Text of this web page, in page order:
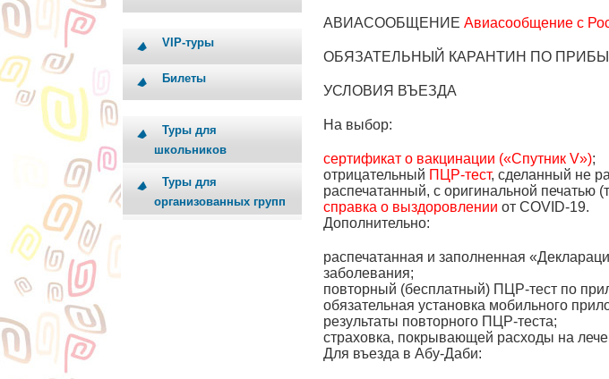
VIP-туры
Билеты
Туры для
школьников
Туры для
организованных групп
АВИАСООБЩЕНИЕ Авиасообщение с
ОБЯЗАТЕЛЬНЫЙ КАРАНТИН ПО
УСЛОВИЯ ВЪЕЗДА
На выбор:
сертификат о вакцинации («Спутник V»);
отрицательный ПЦР-тест, сделанный не
распечатанный, с оригинальной печатью
справка о выздоровлении от COVID-19.
Дополнительно:
распечатанная и заполненная
заболевания;
повторный (бесплатный) ПЦР-тест по
обязательная установка мобильного
результаты повторного ПЦР-теста;
страховка, покрывающей расходы на
Для въезда в Абу-Даби: